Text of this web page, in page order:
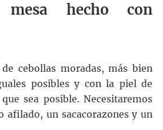
hecho con
cebollas moradas, más bien
posibles y con la piel de
sea posible. Necesitaremos
afilado, un sacacorazones y un